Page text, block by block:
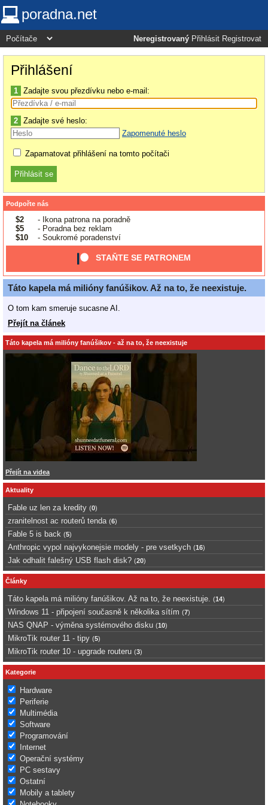
poradna.net
Neregistrovaný Přihlásit Registrovat
Přihlášení
1 Zadajte svou přezdívku nebo e-mail:
2 Zadajte své heslo:
Zapomenuté heslo
Zapamatovat přihlášení na tomto počítači
Podpořte nás
$2
- Ikona patrona na poradně
$5
- Poradna bez reklam
$10
- Soukromé poradenství
STAŇTE SE PATRONEM
Táto kapela má milióny fanúšikov. Až na to, že neexistuje.
O tom kam smeruje sucasne AI.
Přejít na článek
Táto kapela má milióny fanúšikov - až na to, že neexistuje
Přejít na videa
Aktuality
Fable uz len za kredity (0)
zranitelnost ac routerů tenda (6)
Fable 5 is back (5)
Anthropic vypol najvykonejsie modely - pre vsetkych (16)
Jak odhalit falešný USB flash disk? (20)
Články
Táto kapela má milióny fanúšikov. Až na to, že neexistuje. (14)
Windows 11 - připojení současně k několika sítím (7)
NAS QNAP - výměna systémového disku (10)
MikroTik router 11 - tipy (5)
MikroTik router 10 - upgrade routeru (3)
Kategorie
Hardware
Periferie
Multimédia
Software
Programování
Internet
Operační systémy
PC sestavy
Ostatní
Mobily a tablety